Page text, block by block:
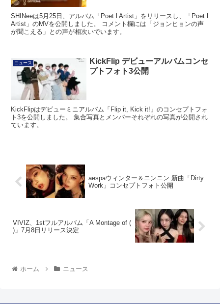
SHINeeは5月25日、アルバム「Poet l Artist」をリリースし、「Poet l
Artist」のMVを公開しました。 コメント欄には「ジョンヒョンの声
が聞こえる」との声が相次いでいます。
ニュース
KickFlip デビューアルバムコンセ
プトフォト3公開
KickFlipはデビューミニアルバム「Flip it, Kick it!」のコンセプトフォ
ト3を公開しました。 集合写真とメンバーそれぞれの写真が公開され
ています。
aespaウィンター＆ニンニン 新曲「Dirty
Work」コンセプトフォト公開
VIVIZ、1stフルアルバム「A Montage of (
)」7月8日リリース決定
ホーム ニュース